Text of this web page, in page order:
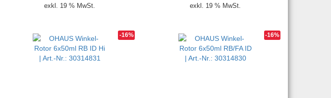
exkl. 19 % MwSt. exkl. 19 % MwSt.
-16% -16%